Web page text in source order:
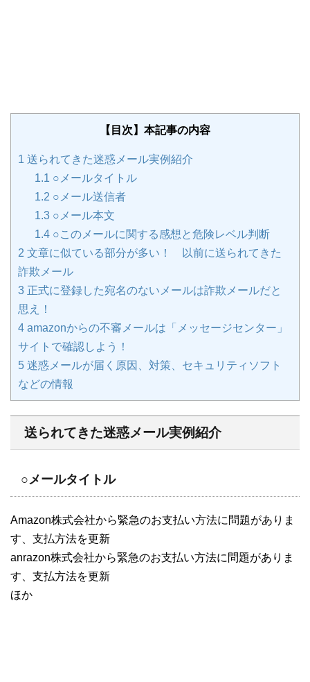
【目次】本記事の内容
1 送られてきた迷惑メール実例紹介
1.1 ○メールタイトル
1.2 ○メール送信者
1.3 ○メール本文
1.4 ○このメールに関する感想と危険レベル判断
2 文章に似ている部分が多い！ 以前に送られてきた
詐欺メール
3 正式に登録した宛名のないメールは詐欺メールだと
思え！
4 amazonからの不審メールは「メッセージセンター」
サイトで確認しよう！
5 迷惑メールが届く原因、対策、セキュリティソフト
などの情報
送られてきた迷惑メール実例紹介
○メールタイトル
Amazon株式会社から緊急のお支払い方法に問題がありま
す、支払方法を更新
anrazon株式会社から緊急のお支払い方法に問題がありま
す、支払方法を更新
ほか